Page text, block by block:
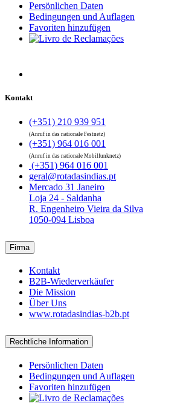
Persönlichen Daten
Bedingungen und Auflagen
Favoriten hinzufügen
Kontakt
(+351) 210 939 951
(Anruf in das nationale Festnetz)
(+351) 964 016 001
(Anruf in das nationale Mobilfunknetz)
(+351) 964 016 001
geral@rotadasindias.pt
Mercado 31 Janeiro
Loja 24 - Saldanha
R. Engenheiro Vieira da Silva
1050-094 Lisboa
Firma
Kontakt
B2B-Wiederverkäufer
Die Mission
Über Uns
www.rotadasindias-b2b.pt
Rechtliche Information
Persönlichen Daten
Bedingungen und Auflagen
Favoriten hinzufügen